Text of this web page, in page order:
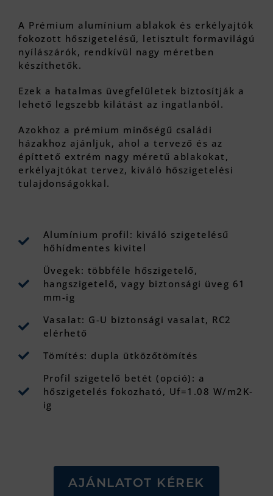
A Prémium alumínium ablakok és erkélyajtók
fokozott hőszigetelésű, letisztult formavilágú
nyílászárók, rendkívül nagy méretben
készíthetők.
Ezek a hatalmas üvegfelületek biztosítják a
lehető legszebb kilátást az ingatlanból.
Azokhoz a prémium minőségű családi
házakhoz ajánljuk, ahol a tervező és az
építtető extrém nagy méretű ablakokat,
erkélyajtókat tervez, kiváló hőszigetelési
tulajdonságokkal.
Alumínium profil: kiváló szigetelésű
hőhídmentes kivitel
Üvegek: többféle hőszigetelő,
hangszigetelő, vagy biztonsági üveg 61
mm-ig
Vasalat: G-U biztonsági vasalat, RC2
elérhető
Tömítés: dupla ütközőtömítés
Profil szigetelő betét (opció): a
hőszigetelés fokozható, Uf=1.08 W/m2K-
ig
AJÁNLATOT KÉREK